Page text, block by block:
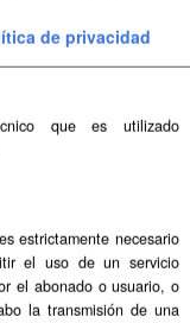
de privacidad
que es utilizado
estrictamente necesario
el uso de un servicio
el abonado o usuario, o
la transmisión de una